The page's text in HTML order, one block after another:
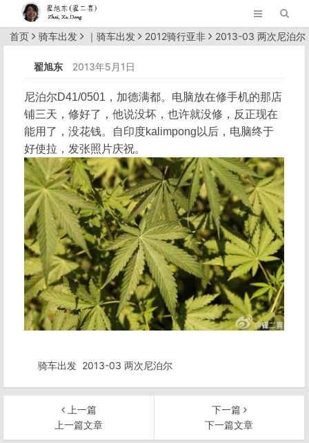
首页 骑车出发 ｜骑车出发 2012骑行亚非
2013-03 两次尼泊尔
翟旭东
2013年5月1日
尼泊尔D41/0501，加德满都。电脑放在修手机的那店
铺三天，修好了，他说没坏，也许就没修，反正现在
能用了，没花钱。自印度kalimpong以后，电脑终于
好使拉，发张照片庆祝。
骑车出发 2013-03 两次尼泊尔
上一篇
上一篇文章
下一篇
下一篇文章